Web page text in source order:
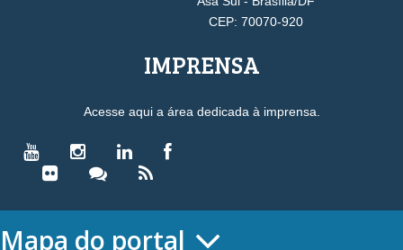
CEP: 70070-920
IMPRENSA
Acesse aqui a área dedicada à imprensa.
Mapa do portal